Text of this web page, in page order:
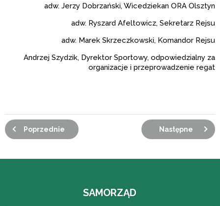
adw. Jerzy Dobrzański, Wicedziekan ORA Olsztyn
adw. Ryszard Afeltowicz, Sekretarz Rejsu
adw. Marek Skrzeczkowski, Komandor Rejsu
Andrzej Szydzik, Dyrektor Sportowy, odpowiedzialny za
organizacje i przeprowadzenie regat
Poprzednie Następne
SAMORZĄD